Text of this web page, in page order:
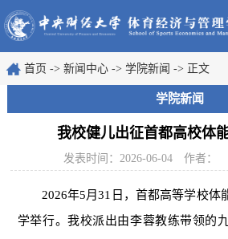
首页 -> 新闻中心 -> 学院新闻 -> 正文
学院新闻
我校健儿出征首都高校体
发表时间：2026-06-04 作者：
2026年5月31日，首都高等学校体
学举行。我校派出由李蓉教练带领的